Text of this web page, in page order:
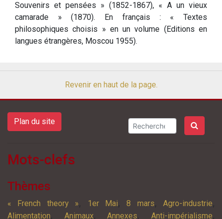
Souvenirs et pensées » (1852-1867), « A un vieux
camarade » (1870). En français : « Textes
philosophiques choisis » en un volume (Editions en
langues étrangères, Moscou 1955).
Revenir en haut de la page.
Plan du site
Mots-clefs
Thèmes
« French theory », 1er Mai,8 mars, Agro-industrie,
Alimentation, Animaux,Annexes,Anti-impérialisme,